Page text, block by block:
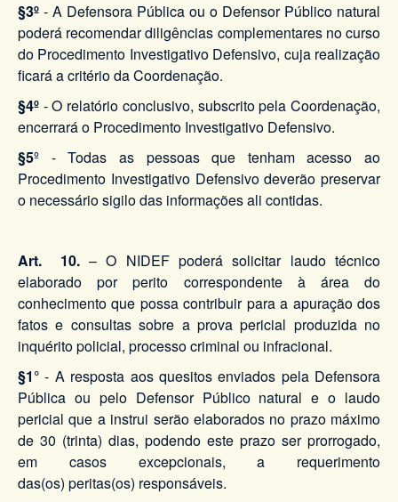
§3º - A Defensora Pública ou o Defensor Público natural
poderá recomendar diligências complementares no curso
do Procedimento Investigativo Defensivo, cuja realização
ficará a critério da Coordenação.
§4º - O relatório conclusivo, subscrito pela Coordenação,
encerrará o Procedimento Investigativo Defensivo.
§5º - Todas as pessoas que tenham acesso ao
Procedimento Investigativo Defensivo deverão preservar
o necessário sigilo das informações ali contidas.
Art. 10.– O NIDEF poderá solicitar laudo técnico
elaborado por perito correspondente à área do
conhecimento que possa contribuir para a apuração dos
fatos e consultas sobre a prova pericial produzida no
inquérito policial, processo criminal ou infracional.
§1° - A resposta aos quesitos enviados pela Defensora
Pública ou pelo Defensor Público natural e o laudo
pericial que a instrui serão elaborados no prazo máximo
de 30 (trinta) dias, podendo este prazo ser prorrogado,
em casos excepcionais, a requerimento
das(os) peritas(os) responsáveis.